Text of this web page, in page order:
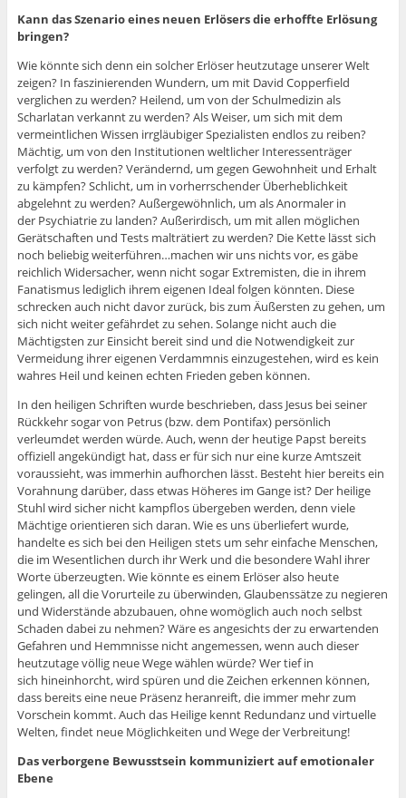
Kann das Szenario eines neuen Erlösers die erhoffte Erlösung
bringen?
Wie könnte sich denn ein solcher Erlöser heutzutage unserer Welt
zeigen? In faszinierenden Wundern, um mit David Copperfield
verglichen zu werden? Heilend, um von der Schulmedizin als
Scharlatan verkannt zu werden? Als Weiser, um sich mit dem
vermeintlichen Wissen irrgläubiger Spezialisten endlos zu reiben?
Mächtig, um von den Institutionen weltlicher Interessenträger
verfolgt zu werden? Verändernd, um gegen Gewohnheit und Erhalt
zu kämpfen? Schlicht, um in vorherrschender Überheblichkeit
abgelehnt zu werden? Außergewöhnlich, um als Anormaler in
der Psychiatrie zu landen? Außerirdisch, um mit allen möglichen
Gerätschaften und Tests malträtiert zu werden? Die Kette lässt sich
noch beliebig weiterführen…machen wir uns nichts vor, es gäbe
reichlich Widersacher, wenn nicht sogar Extremisten, die in ihrem
Fanatismus lediglich ihrem eigenen Ideal folgen könnten. Diese
schrecken auch nicht davor zurück, bis zum Äußersten zu gehen, um
sich nicht weiter gefährdet zu sehen. Solange nicht auch die
Mächtigsten zur Einsicht bereit sind und die Notwendigkeit zur
Vermeidung ihrer eigenen Verdammnis einzugestehen, wird es kein
wahres Heil und keinen echten Frieden geben können.
In den heiligen Schriften wurde beschrieben, dass Jesus bei seiner
Rückkehr sogar von Petrus (bzw. dem Pontifax) persönlich
verleumdet werden würde. Auch, wenn der heutige Papst bereits
offiziell angekündigt hat, dass er für sich nur eine kurze Amtszeit
voraussieht, was immerhin aufhorchen lässt. Besteht hier bereits ein
Vorahnung darüber, dass etwas Höheres im Gange ist? Der heilige
Stuhl wird sicher nicht kampflos übergeben werden, denn viele
Mächtige orientieren sich daran. Wie es uns überliefert wurde,
handelte es sich bei den Heiligen stets um sehr einfache Menschen,
die im Wesentlichen durch ihr Werk und die besondere Wahl ihrer
Worte überzeugten. Wie könnte es einem Erlöser also heute
gelingen, all die Vorurteile zu überwinden, Glaubenssätze zu negieren
und Widerstände abzubauen, ohne womöglich auch noch selbst
Schaden dabei zu nehmen? Wäre es angesichts der zu erwartenden
Gefahren und Hemmnisse nicht angemessen, wenn auch dieser
heutzutage völlig neue Wege wählen würde? Wer tief in
sich hineinhorcht, wird spüren und die Zeichen erkennen können,
dass bereits eine neue Präsenz heranreift, die immer mehr zum
Vorschein kommt. Auch das Heilige kennt Redundanz und virtuelle
Welten, findet neue Möglichkeiten und Wege der Verbreitung!
Das verborgene Bewusstsein kommuniziert auf emotionaler
Ebene